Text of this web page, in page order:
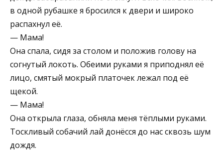
в одной рубашке я бросился к двери и широко
распахнул её.
— Мама!
Она спала, сидя за столом и положив голову на
согнутый локоть. Обеими руками я приподнял её
лицо, смятый мокрый платочек лежал под её
щекой.
— Мама!
Она открыла глаза, обняла меня тёплыми руками.
Тоскливый собачий лай донёсся до нас сквозь шум
дождя.